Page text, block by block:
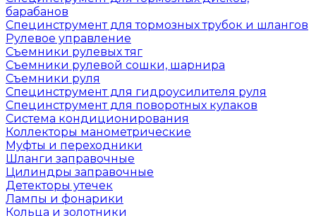
барабанов
Специнструмент для тормозных трубок и шлангов
Рулевое управление
Съемники рулевых тяг
Съемники рулевой сошки, шарнира
Съемники руля
Специнструмент для гидроусилителя руля
Специнструмент для поворотных кулаков
Система кондиционирования
Коллекторы манометрические
Муфты и переходники
Шланги заправочные
Цилиндры заправочные
Детекторы утечек
Лампы и фонарики
Кольца и золотники